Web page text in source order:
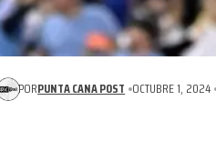
PORPUNTA CANA POST OCTUBRE 1, 2024